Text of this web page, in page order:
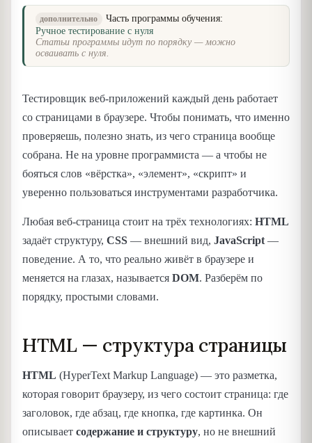
дополнительно
Часть программы обучения:
Ручное тестирование с нуля
Статьи программы идут по порядку — можно
осваивать с нуля.
Тестировщик веб-приложений каждый день работает
со страницами в браузере. Чтобы понимать, что именно
проверяешь, полезно знать, из чего страница вообще
собрана. Не на уровне программиста — а чтобы не
бояться слов «вёрстка», «элемент», «скрипт» и
уверенно пользоваться инструментами разработчика.
Любая веб-страница стоит на трёх технологиях: HTML
задаёт структуру, CSS — внешний вид, JavaScript —
поведение. А то, что реально живёт в браузере и
меняется на глазах, называется DOM. Разберём по
порядку, простыми словами.
HTML — структура страницы
HTML (HyperText Markup Language) — это разметка,
которая говорит браузеру, из чего состоит страница: где
заголовок, где абзац, где кнопка, где картинка. Он
описывает содержание и структуру, но не внешний